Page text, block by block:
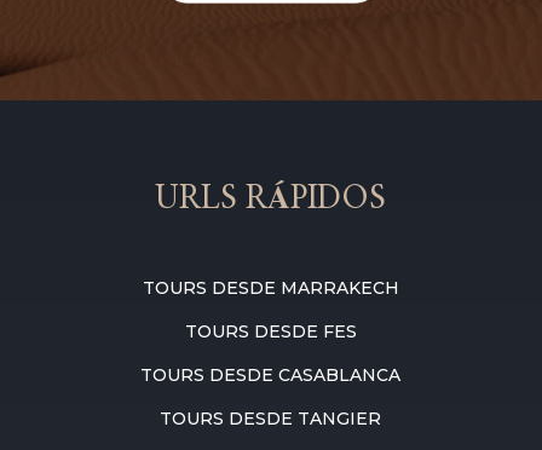
URLS RÁPIDOS
TOURS DESDE MARRAKECH
TOURS DESDE FES
TOURS DESDE CASABLANCA
TOURS DESDE TANGIER